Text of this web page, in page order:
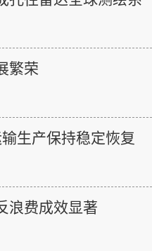
繁荣
生产保持稳定恢复
浪费成效显著